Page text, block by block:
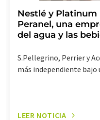
Nestlé y Platinum
Peranel, una
del agua y las
S.Pellegrino, Perrier y
más independiente
LEER NOTICIA